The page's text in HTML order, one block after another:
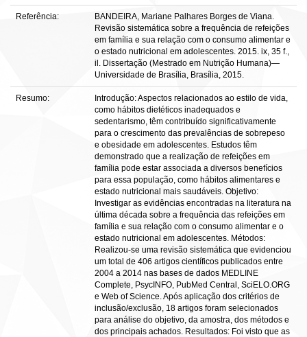
Referência:
BANDEIRA, Mariane Palhares Borges de Viana.
Revisão sistemática sobre a frequência de refeições
em família e sua relação com o consumo alimentar e
o estado nutricional em adolescentes. 2015. ix, 35 f.,
il. Dissertação (Mestrado em Nutrição Humana)—
Universidade de Brasília, Brasília, 2015.
Resumo:
Introdução: Aspectos relacionados ao estilo de vida,
como hábitos dietéticos inadequados e
sedentarismo, têm contribuído significativamente
para o crescimento das prevalências de sobrepeso
e obesidade em adolescentes. Estudos têm
demonstrado que a realização de refeições em
família pode estar associada a diversos benefícios
para essa população, como hábitos alimentares e
estado nutricional mais saudáveis. Objetivo:
Investigar as evidências encontradas na literatura na
última década sobre a frequência das refeições em
família e sua relação com o consumo alimentar e o
estado nutricional em adolescentes. Métodos:
Realizou-se uma revisão sistemática que evidenciou
um total de 406 artigos científicos publicados entre
2004 a 2014 nas bases de dados MEDLINE
Complete, PsycINFO, PubMed Central, SciELO.ORG
e Web of Science. Após aplicação dos critérios de
inclusão/exclusão, 18 artigos foram selecionados
para análise do objetivo, da amostra, dos métodos e
dos principais achados. Resultados: Foi visto que as